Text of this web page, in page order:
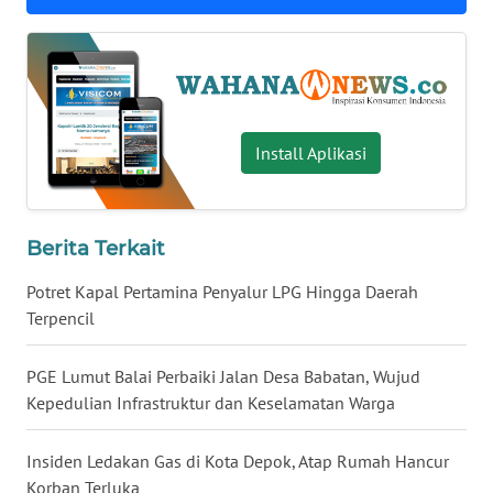
Install Aplikasi
Berita Terkait
Potret Kapal Pertamina Penyalur LPG Hingga Daerah
Terpencil
PGE Lumut Balai Perbaiki Jalan Desa Babatan, Wujud
Kepedulian Infrastruktur dan Keselamatan Warga
Insiden Ledakan Gas di Kota Depok, Atap Rumah Hancur
Korban Terluka
WN
BABEL
WN
SUMBAR
WN
BENGKULU
LAMPUNG
JATENG